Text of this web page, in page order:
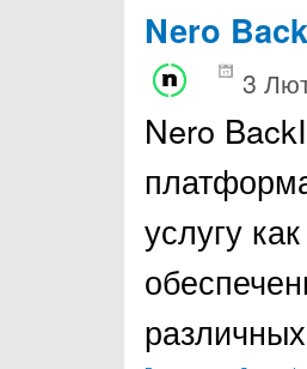
Nero
3
Nero
услугу